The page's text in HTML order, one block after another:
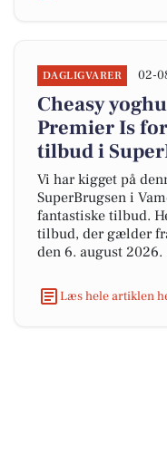
DAGLIGVARER 02-
Cheasy
Premier Is
tilbud i
Vi har kigget på
SuperBrugsen i
fantastiske tilbud.
tilbud, der gælder
den 6. august 2026.
Læs hele artiklen